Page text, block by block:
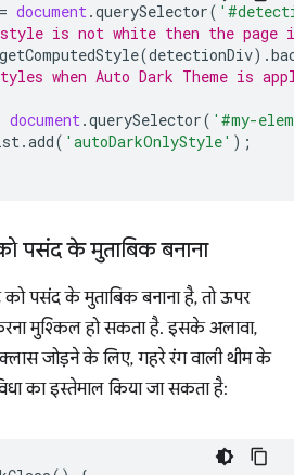
= document.querySelector(
is not white then the page
getComputedStyle(detectionDiv).
when Auto Dark Theme is
document.querySelector( '#my-
.add( 'autoDarkOnlyStyle' );
पसंद के मुताबिक बनाना
पसंद के मुताबिक बनाना है, तो ऊपर
मुश्किल हो सकता है. इसके अलावा,
जोड़ने के लिए, गहरे रंग वाली थीम के
का इस्तेमाल किया जा सकता है: